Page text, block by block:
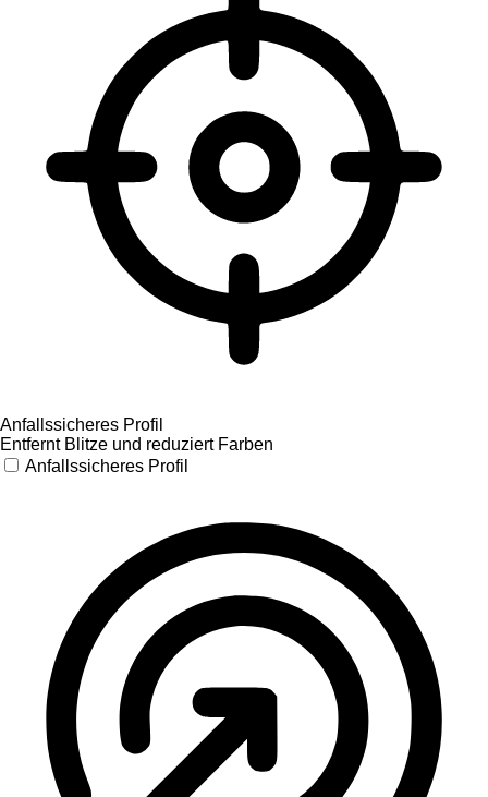
Anfallssicheres Profil
Entfernt Blitze und reduziert Farben
Anfallssicheres Profil